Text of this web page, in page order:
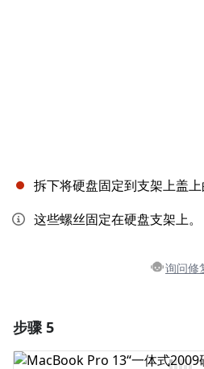
拆下将硬盘固定到支架上盖上
这些螺丝固定在硬盘支架上。
询问修
步骤 5